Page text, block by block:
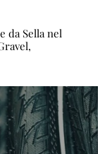
da Sella nel